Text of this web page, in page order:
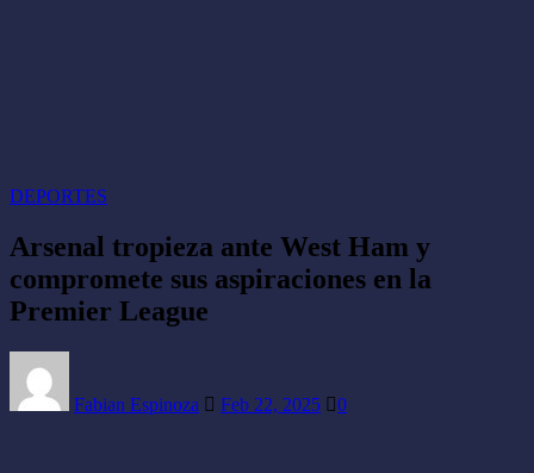
DEPORTES
Arsenal tropieza ante West Ham y
compromete sus aspiraciones en la
Premier League
Fabian Espinoza Feb 22, 2025 0